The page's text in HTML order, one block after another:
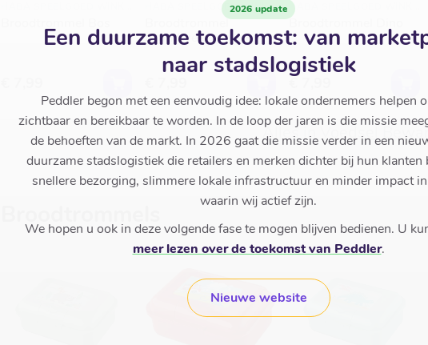
HABA SPEELGOED WINKEL
Broodtrommel
Brandweer
Broodtrommel Dino
Alles in Voedsel
2026 update
Een duurzame toekomst: van
naar stadslogistiek
Peddler begon met een eenvoudig idee: lokale ondernemers helpen
zichtbaar en bereikbaar te worden. In de loop der jaren is die missie
de behoeften van de markt. In 2026 gaat die missie verder in een
duurzame stadslogistiek die retailers en merken dichter bij hun klanten
snellere bezorging, slimmere lokale infrastructuur en minder impact
waarin wij actief zijn.
We hopen u ook in deze volgende fase te mogen blijven bedienen. U
meer lezen over de toekomst van Peddler.
Nieuwe website